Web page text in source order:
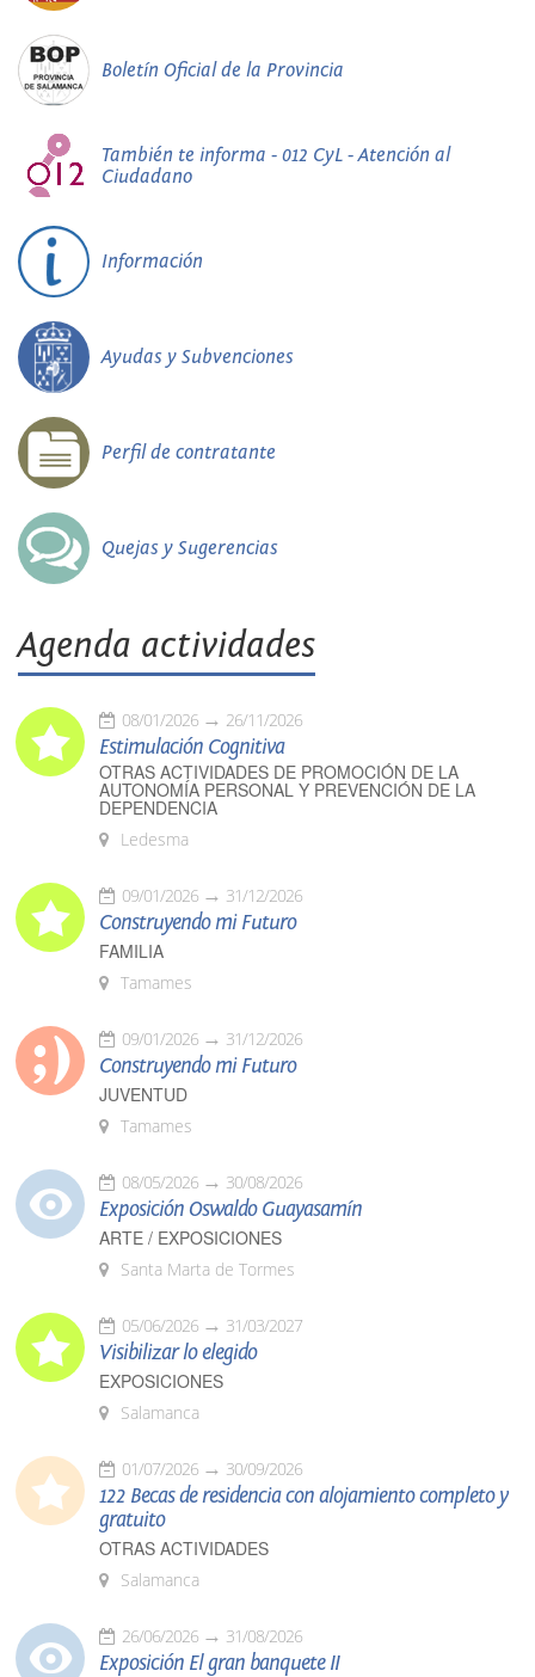
Boletín Oficial de la Provincia
También te informa - 012 CyL - Atención al
Ciudadano
Información
Ayudas y Subvenciones
Perfil de contratante
Quejas y Sugerencias
Agenda actividades
08/01/2026 26/11/2026
Estimulación Cognitiva
OTRAS ACTIVIDADES DE PROMOCIÓN DE LA
AUTONOMÍA PERSONAL Y PREVENCIÓN DE LA
DEPENDENCIA
Ledesma
09/01/2026 31/12/2026
Construyendo mi Futuro
FAMILIA
Tamames
09/01/2026 31/12/2026
Construyendo mi Futuro
JUVENTUD
Tamames
08/05/2026 30/08/2026
Exposición Oswaldo Guayasamín
ARTE / EXPOSICIONES
Santa Marta de Tormes
05/06/2026 31/03/2027
Visibilizar lo elegido
EXPOSICIONES
Salamanca
01/07/2026 30/09/2026
122 Becas de residencia con alojamiento completo y
gratuito
OTRAS ACTIVIDADES
Salamanca
26/06/2026 31/08/2026
Exposición El gran banquete II